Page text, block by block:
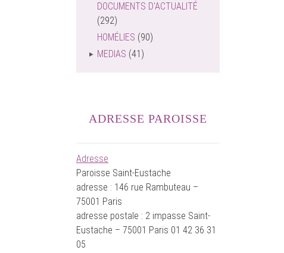
DOCUMENTS D'ACTUALITÉ
(292)
HOMÉLIES (90)
MEDIAS (41)
ADRESSE PAROISSE
Adresse
Paroisse Saint-Eustache
adresse : 146 rue Rambuteau –
75001 Paris
adresse postale : 2 impasse Saint-
Eustache – 75001 Paris 01 42 36 31
05